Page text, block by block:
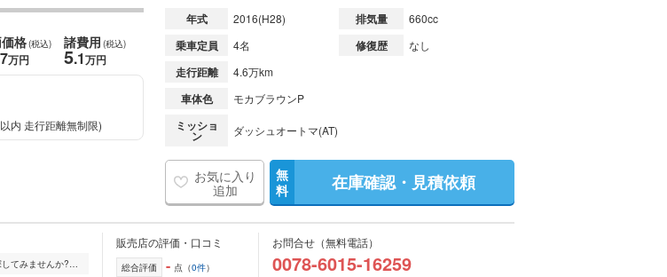
格(税込)
万円
諸費用 (税込)
5.1万円
内 走行距離無制限)
年式 2016(H28) 排気量 660cc
乗車定員 4名 修復歴 なし
走行距離 4.6万km
車体色 モカブラウンP
ミッショ
ン ダッシュオートマ(AT)
お気に入り
追加
無
料
在庫確認・見積依頼
☆★☆大きな展示場で、たくさんの車を比較しながらご希望の車種を探してみませんか?☆★☆☆★☆明るく広い商談スペースをご用意しております!☆★☆☆★☆キッズルームも完備しており...
販売店の評価・口コミ
総合評価 - 点（0件）
お問合せ（無料電話）
0078-6015-16259